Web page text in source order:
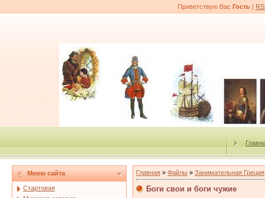
Приветствую Вас Гость |
Меню сайта
Стартовая
Главная » Файлы » Занимательная Греция
Боги свои и боги чужие